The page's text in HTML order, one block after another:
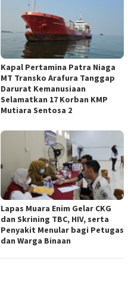
Kapal Pertamina Patra Niaga
MT Transko Arafura Tanggap
Darurat Kemanusiaan
Selamatkan 17 Korban KMP
Mutiara Sentosa 2
Lapas Muara Enim Gelar CKG
dan Skrining TBC, HIV, serta
Penyakit Menular bagi Petugas
dan Warga Binaan